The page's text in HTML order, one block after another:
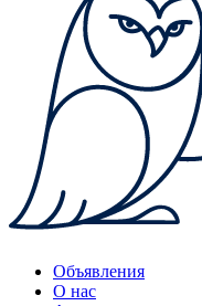
Объявления
О нас